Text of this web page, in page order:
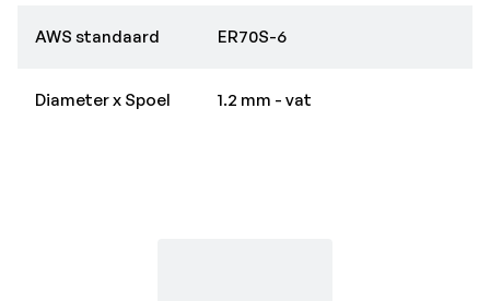
AWS standaard ER70S-6
Diameter x Spoel 1.2 mm - vat